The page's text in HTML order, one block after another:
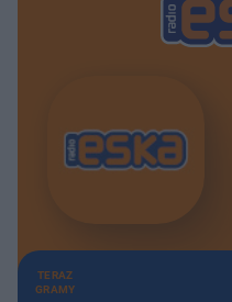
TERAZ
GRAMY